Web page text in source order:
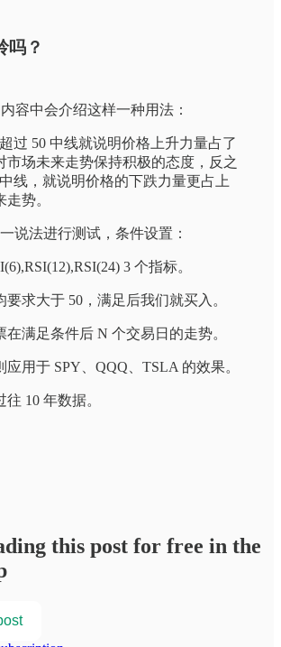
吗？
容中会介绍这样一种用法：
过 50 中线就说明价格上升力量占了
市场未来走势保持积极的态度，反之
线，就说明价格的下跌力量更占上
势。
说法进行测试，条件设置：
3 个指标。
要求大于 50，满足后我们就买入。
在满足条件后 N 个交易日的走势。
用于 SPY、QQQ、TSLA 的效果。
10 年数据。
this post for free in the